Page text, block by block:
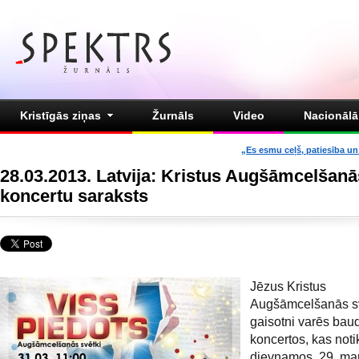
Kristīgās ziņas Žurnāls Video
„Es esmu ceļš, patiesība
28.03.2013. Latvija: Kristus
koncertu saraksts
Jēzus Kristus
Augšāmcelšanās
gaisotni varēs
koncertos, kas